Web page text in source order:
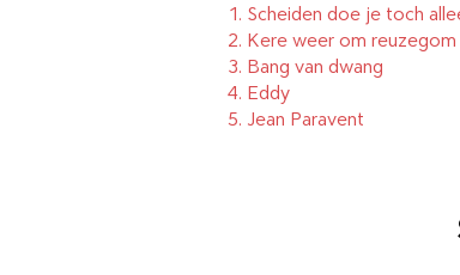
1. Scheiden doe je toch
2. Kere weer om reuzegom
3. Bang van dwang
4. Eddy
5. Jean Paravent